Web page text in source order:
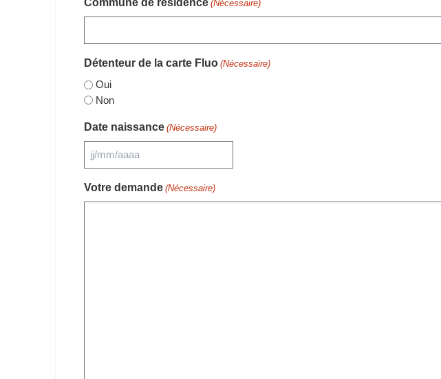
Commune de résidence (Nécessaire)
Détenteur de la carte Fluo (Nécessaire)
Oui
Non
Date naissance (Nécessaire)
Votre demande (Nécessaire)